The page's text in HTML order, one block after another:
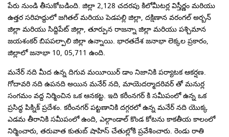
పేరు నుండి తీసుకోబడింది. జిల్లా 2,128 చదరపు కిలోమీటర్ల విస్తీర్ణం మరియు
ఉత్తర సరిహద్దులో జగితల్ మరియు పెడపల్లి జిల్లా, దక్షిణాన వరంగల్ అర్బన్
జిల్లా మరియు సిద్దిపేట్ జిల్లా, తూర్పున రాజన్నా జిల్లా మరియు పశ్చిమాన
జయశంకర్ బిపపల్పాలి జిల్లా ఉన్నాయి. భారతదేశ జనాభా లెక్కల ప్రకారం,
జిల్లాలో జనాభా 10, 05,711 ఉంది.
మనేర్ నది మీద ఉన్న దిగువ మయీయిర్ డాం నిజానికి పర్యాటక ఆకర్షణ.
గోదావరి నది ఉపనది అయిన మనేర్ నది, మాయెదర్మాదరివర్ తో మనుర్ల
సంగమం వద్ద నిర్మించిన ఒక ఆనకట్ట. ఇది కరీంనగర్ కి సమీపంలో ఉన్న ఒక
ప్రసిద్ధ పిక్నిక్ ప్రదేశం. కరీంనగర్ పట్టణానికి దగ్గరలో ఉన్న మనేర్ నది యొక్క
ఎడమ తీరానికి సమీపంలో ఉంది, ఎల్గాండాల్ కొండ కోటను కాకతీయ కాలంలో
నిర్మించారు, తరువాత కుతుబ్ షాహిస్ చేతుల్లోకి ప్రవేశించారు. రెండు రాతి